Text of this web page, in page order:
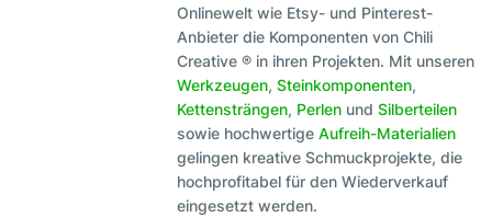
Onlinewelt wie Etsy- und Pinterest-
Anbieter die Komponenten von Chili
Creative ® in ihren Projekten. Mit unseren
Werkzeugen,Steinkomponenten,
Kettensträngen, Perlen undSilberteilen
sowie hochwertigeAufreih-Materialien
gelingen kreative Schmuckprojekte, die
hochprofitabel für den Wiederverkauf
eingesetzt werden.